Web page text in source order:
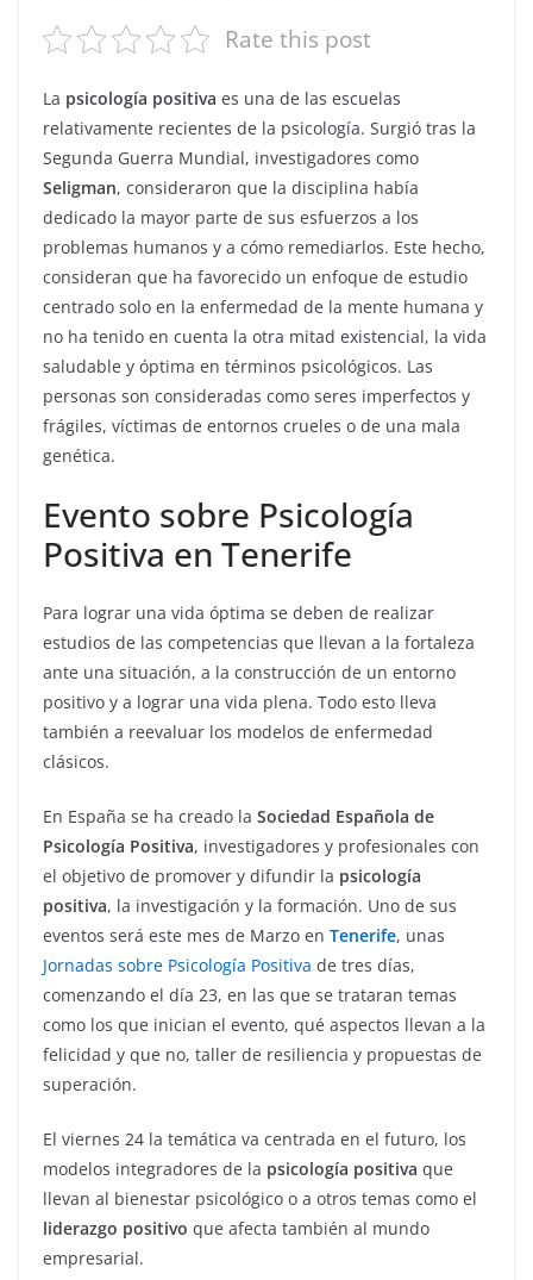
Rate this post
La psicología positiva es una de las escuelas
relativamente recientes de la psicología. Surgió tras la
Segunda Guerra Mundial, investigadores como
Seligman, consideraron que la disciplina había
dedicado la mayor parte de sus esfuerzos a los
problemas humanos y a cómo remediarlos. Este hecho,
consideran que ha favorecido un enfoque de estudio
centrado solo en la enfermedad de la mente humana y
no ha tenido en cuenta la otra mitad existencial, la vida
saludable y óptima en términos psicológicos. Las
personas son consideradas como seres imperfectos y
frágiles, víctimas de entornos crueles o de una mala
genética.
Evento sobre Psicología
Positiva en Tenerife
Para lograr una vida óptima se deben de realizar
estudios de las competencias que llevan a la fortaleza
ante una situación, a la construcción de un entorno
positivo y a lograr una vida plena. Todo esto lleva
también a reevaluar los modelos de enfermedad
clásicos.
En España se ha creado la Sociedad Española de
Psicología Positiva, investigadores y profesionales con
el objetivo de promover y difundir la psicología
positiva, la investigación y la formación. Uno de sus
eventos será este mes de Marzo en Tenerife, unas
Jornadas sobre Psicología Positiva de tres días,
comenzando el día 23, en las que se trataran temas
como los que inician el evento, qué aspectos llevan a la
felicidad y que no, taller de resiliencia y propuestas de
superación.
El viernes 24 la temática va centrada en el futuro, los
modelos integradores de la psicología positiva que
llevan al bienestar psicológico o a otros temas como el
liderazgo positivo que afecta también al mundo
empresarial.